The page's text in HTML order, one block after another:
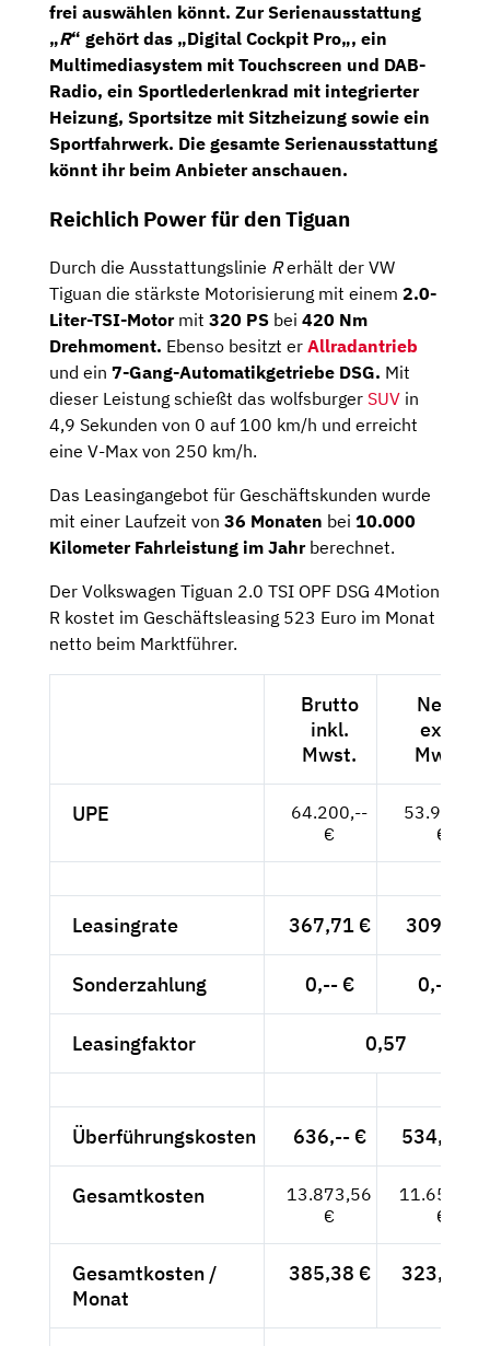
frei auswählen könnt. Zur Serienausstattung
„R“ gehört das „Digital Cockpit Pro„, ein
Multimediasystem mit Touchscreen und DAB-
Radio, ein Sportlederlenkrad mit integrierter
Heizung, Sportsitze mit Sitzheizung sowie ein
Sportfahrwerk. Die gesamte Serienausstattung
könnt ihr beim Anbieter anschauen.
Reichlich Power für den Tiguan
Durch die Ausstattungslinie Rerhält der VW
Tiguan die stärkste Motorisierung mit einem 2.0-
Liter-TSI-Motormit 320 PS bei 420 Nm
Drehmoment. Ebenso besitzt er Allradantrieb
und ein 7-Gang-Automatikgetriebe DSG. Mit
dieser Leistung schießt das wolfsburger SUV in
4,9 Sekunden von 0 auf 100 km/h und erreicht
eine V-Max von 250 km/h.
Das Leasingangebot für Geschäftskunden wurde
mit einer Laufzeit von 36 Monaten bei 10.000
Kilometer Fahrleistung im Jahrberechnet.
Der Volkswagen Tiguan 2.0 TSI OPF DSG 4Motion
R kostet im Geschäftsleasing 523 Euro im Monat
netto beim Marktführer.
Brutto
inkl.
Mwst.
Netto
exkl.
Mwst.
UPE
64.200,--
€
53.950,--
€
Leasingrate 367,71 € 309,-- €
Sonderzahlung 0,-- € 0,-- €
Leasingfaktor 0,57
Überführungskosten 636,-- € 534,45 €
Gesamtkosten
13.873,56
€
11.658,45
€
Gesamtkosten /
Monat
385,38 € 323,85 €